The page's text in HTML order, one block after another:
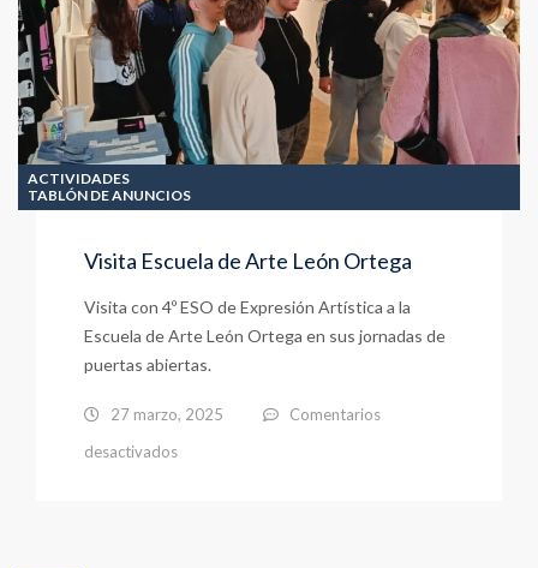
ACTIVIDADES
TABLÓN DE ANUNCIOS
Visita Escuela de Arte León Ortega
Visita con 4º ESO de Expresión Artística a la
Escuela de Arte León Ortega en sus jornadas de
puertas abiertas.
27 marzo, 2025
Comentarios
desactivadosen